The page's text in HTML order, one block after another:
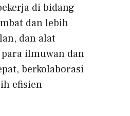
di bidang
dan lebih
dan alat
ilmuwan dan
berkolaborasi
efisien